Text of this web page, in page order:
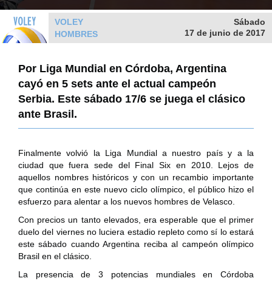
VOLEY
HOMBRES
Sábado
17 de junio de 2017
Por Liga Mundial en Córdoba, Argentina
cayó en 5 sets ante el actual campeón
Serbia. Este sábado 17/6 se juega el clásico
ante Brasil.
Finalmente volvió la Liga Mundial a nuestro país y a la
ciudad que fuera sede del Final Six en 2010. Lejos de
aquellos nombres históricos y con un recambio importante
que continúa en este nuevo ciclo olímpico, el público hizo el
esfuerzo para alentar a los nuevos hombres de Velasco.
Con precios un tanto elevados, era esperable que el primer
duelo del viernes no luciera estadio repleto como sí lo estará
este sábado cuando Argentina reciba al campeón olímpico
Brasil en el clásico.
La presencia de 3 potencias mundiales en Córdoba